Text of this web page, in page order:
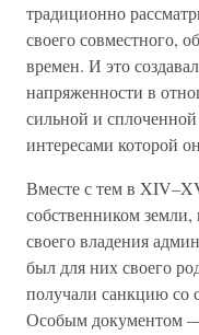
традиционно
своего совместного,
времен. И это
напряженности в
сильной и
интересами которой
Вместе с тем в
собственником земли,
своего владения
был для них своего
получали санкцию со
Особым документом